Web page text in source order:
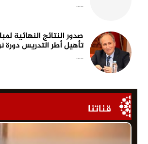
.....
صدور النتائج النهائية
تأهيل أطر التدريس دورة
.....
قناتنا